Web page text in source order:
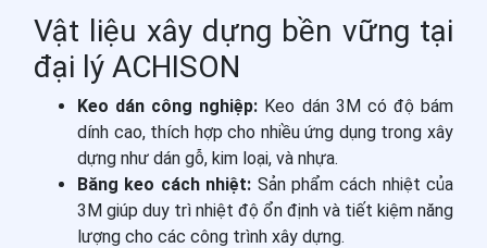
Vật liệu xây dựng bền vững tại
đại lý ACHISON
Keo dán công nghiệp: Keo dán 3M có độ bám
dính cao, thích hợp cho nhiều ứng dụng trong xây
dựng như dán gỗ, kim loại, và nhựa.
Băng keo cách nhiệt: Sản phẩm cách nhiệt của
3M giúp duy trì nhiệt độ ổn định và tiết kiệm năng
lượng cho các công trình xây dựng.